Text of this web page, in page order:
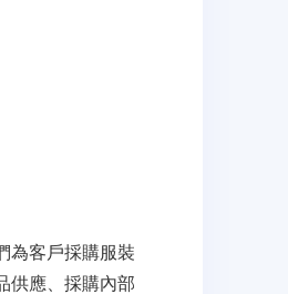
為客戶採購服裝
供應、採購內部